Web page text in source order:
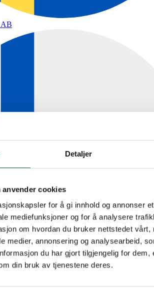
Detaljer
anvender cookies
for å gi innhold og annonser
mediefunksjoner og for å analysere
om hvordan du bruker nettstedet vårt,
medier, annonsering og analysearbeid,
du har gjort tilgjengelig for dem,
din bruk av tjenestene deres.
AB